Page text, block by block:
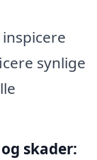
synlige
skader: